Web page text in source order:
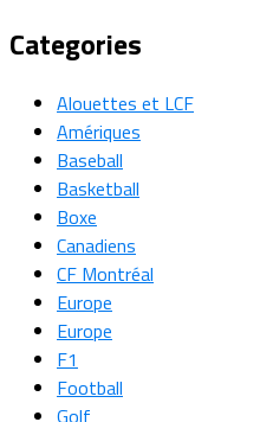
Categories
Alouettes et LCF
Amériques
Baseball
Basketball
Boxe
Canadiens
CF Montréal
Europe
Europe
F1
Football
Golf